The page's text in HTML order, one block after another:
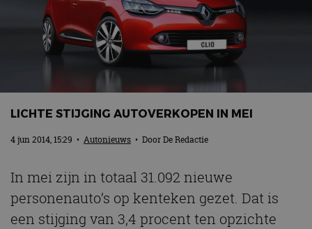
Adverteren
Contact
LICHTE STIJGING AUTOVERKOPEN IN MEI
4 jun 2014, 15:29 • Autonieuws • DoorDe Redactie
In mei zijn in totaal 31.092 nieuwe
personenauto’s op kenteken gezet. Dat is
een stijging van 3,4 procent ten opzichte